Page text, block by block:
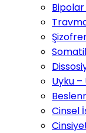
Uyku –
Cinsel